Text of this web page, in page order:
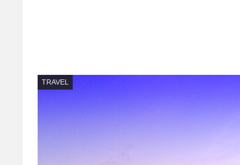
TRAVEL